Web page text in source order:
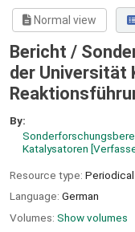
Normal view
Bericht /
der Universität
By:
Katalysatoren
Resource type: Periodical
Language: German
Volumes: Show volumes